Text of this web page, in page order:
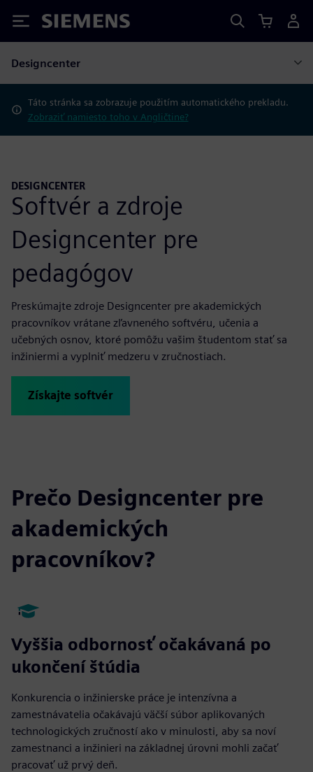
Siemens
Designcenter
Táto stránka sa zobrazuje použitím automatického prekladu.
Zobraziť namiesto toho v Angličtine?
DESIGNCENTER
Softvér a zdroje
Designcenter pre
pedagógov
Preskúmajte zdroje Designcenter pre akademických
pracovníkov vrátane zľavneného softvéru, učenia a
učebných osnov, ktoré pomôžu vašim študentom stať sa
inžiniermi a vyplniť medzeru v zručnostiach.
Získajte softvér
Prečo Designcenter pre
akademických
pracovníkov?
Vyššia odbornosť očakávaná po
ukončení štúdia
Konkurencia o inžinierske práce je intenzívna a
zamestnávatelia očakávajú väčší súbor aplikovaných
technologických zručností ako v minulosti, aby sa noví
zamestnanci a inžinieri na základnej úrovni mohli začať
pracovať už prvý deň.